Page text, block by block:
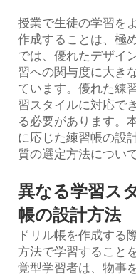
授業で生徒の学習を
作成することは、極
では、優れたデザイ
習への関与度に大き
ています。優れた練
習スタイルに対応で
る必要があります。
に応じた練習帳の設
質の選定方法につい
異なる学習ス
帳の設計方法
ドリル帳を作成する
方法で学習すること
覚型学習者は、物事